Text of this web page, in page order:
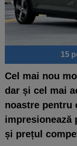
15
Cel mai nou
dar și cel mai
noastre pentru
și prețul